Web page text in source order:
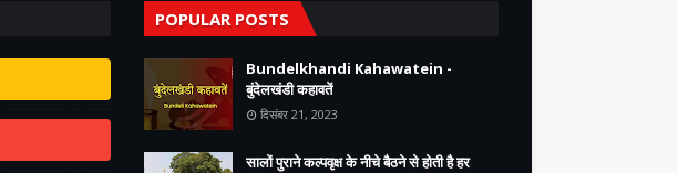
POPULAR POSTS
Bundelkhandi Kahawatein -
बुंदेलखंडी कहावतें
दिसंबर 21, 2023
सालों पुराने कल्पवृक्ष के नीचे बैठने से होती है हर